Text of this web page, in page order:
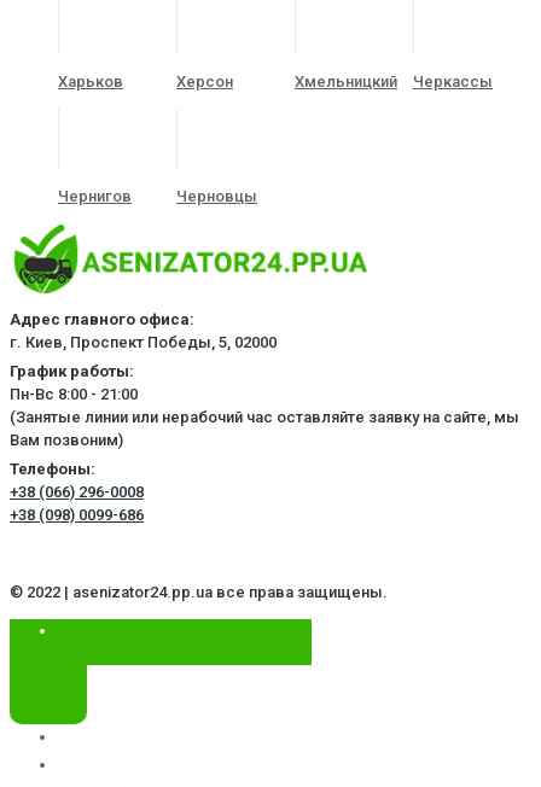
Харьков Херсон Хмельницкий Черкассы
Чернигов Черновцы
Адрес главного офиса:
г. Киев, Проспект Победы, 5, 02000
График работы:
Пн-Вс 8:00 - 21:00
(Занятые линии или нерабочий час оставляйте заявку на сайте, мы
Вам позвоним)
Телефоны:
+38 (066) 296-0008
+38 (098) 0099-686
© 2022 | asenizator24.pp.ua все права защищены.